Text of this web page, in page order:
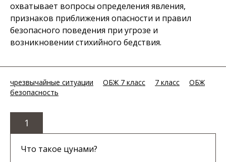
охватывает вопросы определения явления,
признаков приближения опасности и правил
безопасного поведения при угрозе и
возникновении стихийного бедствия.
чрезвычайные ситуации ОБЖ 7 класс 7 класс
ОБЖ
безопасность
1
Что такое цунами?